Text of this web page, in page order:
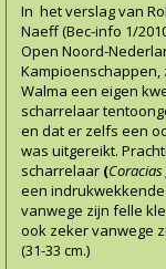
In het verslag van
Naeff (Bec-info 1/
Open Noord-
Kampioenschappen,
Walma een eigen
scharrelaar
en dat er zelfs een
was uitgereikt.
scharrelaar (
een
vanwege zijn felle
ook zeker vanwege
(31-33 cm.)